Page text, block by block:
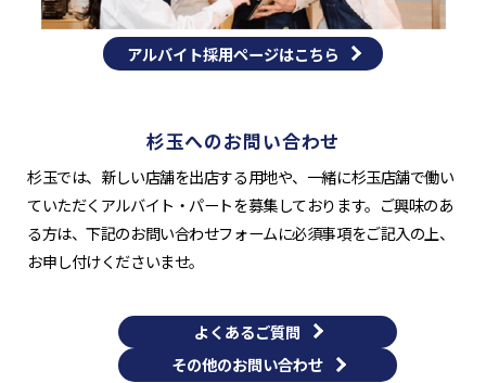
アルバイト採用ページはこちら
杉玉へのお問い合わせ
杉玉では、新しい店舗を出店する用地や、一緒に杉玉店舗で働い
ていただくアルバイト・パートを募集しております。ご興味のあ
る方は、下記のお問い合わせフォームに必須事項をご記入の上、
お申し付けくださいませ。
よくあるご質問
その他のお問い合わせ